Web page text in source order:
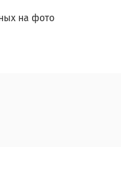
на фото